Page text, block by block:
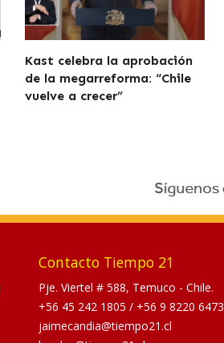
Kast celebra la aprobación
de la megarreforma: “Chile
vuelve a crecer”
Contacto Tiempo 21
Pje. Viertel # 588, Temuco - Chile.
+56 45 242 1805 / +56 9 8220 6473
jaimecandia@tiempo21.cl